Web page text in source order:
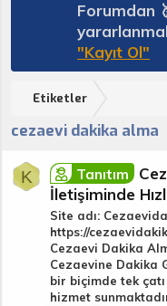
Forumdan
"Kayıt Ol"
Etiketler
cezaevi dakika alma
K Tanıtım
İletişiminde
Site adı:
https://
Cezaevi Dakika
Cezaevine Dakika
bir biçimde tek
hizmet